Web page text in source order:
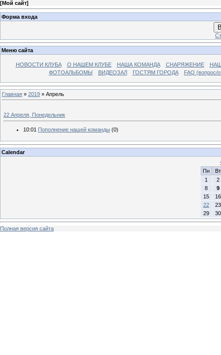
[Мой сайт]
Форма входа
Меню сайта
НОВОСТИ КЛУБА О НАШЕМ КЛУБЕ НАША КОМАНДА СНАРЯЖЕНИЕ
ФОТОАЛЬБОМЫ
ВИДЕОЗАЛ ГОСТЯМ ГОРОДА FAQ (вопрос/
Главная » 2019 » Апрель
22 Апреля, Понедельник
10:01 Пополнение нашей команды (0)
Calendar
Пн
Вт
1
2
8
9
15
16
22
23
29
30
Полная версия сайта